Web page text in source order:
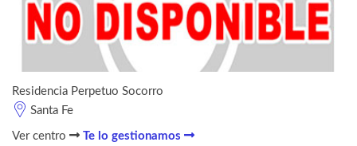
Residencia Perpetuo Socorro
Santa Fe
Ver centro Te lo gestionamos